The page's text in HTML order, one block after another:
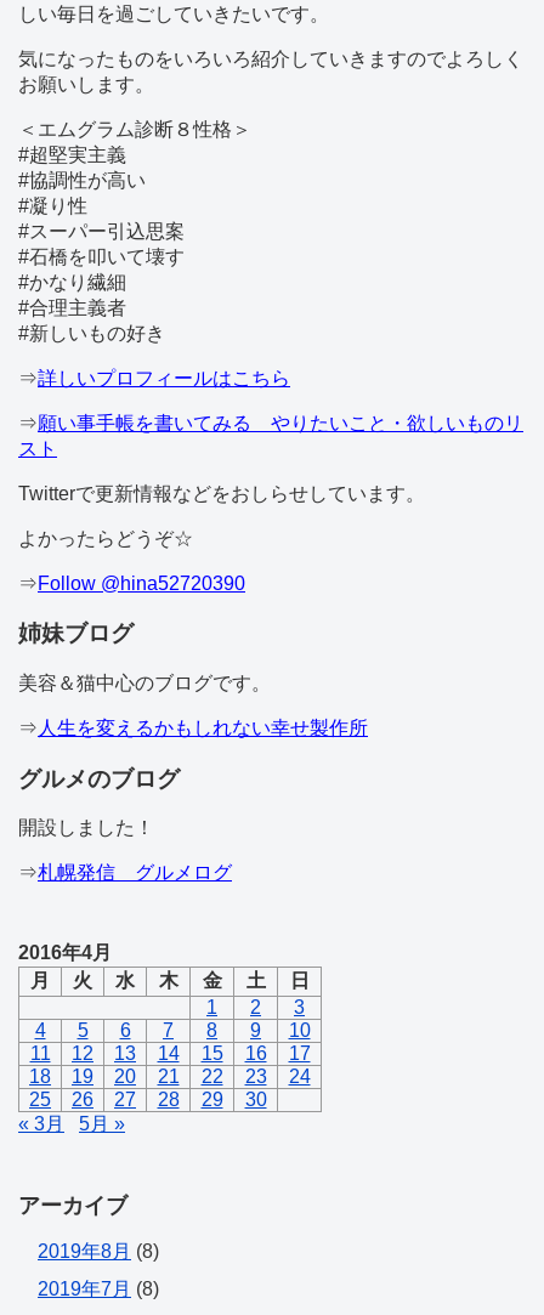
しい毎日を過ごしていきたいです。
気になったものをいろいろ紹介していきますのでよろしく
お願いします。
＜エムグラム診断８性格＞
#超堅実主義
#協調性が高い
#凝り性
#スーパー引込思案
#石橋を叩いて壊す
#かなり繊細
#合理主義者
#新しいもの好き
⇒詳しいプロフィールはこちら
⇒願い事手帳を書いてみる やりたいこと・欲しいものリ
スト
Twitterで更新情報などをおしらせしています。
よかったらどうぞ☆
⇒Follow @hina52720390
姉妹ブログ
美容＆猫中心のブログです。
⇒ 人生を変えるかもしれない幸せ製作所
グルメのブログ
開設しました！
⇒札幌発信 グルメログ
2016年4月
月
火 水 木 金 土
日
1
2
3
4
5 6 7 8 9
10
11
12 13 14 15 16
17
18
19 20 21 22 23
24
25
26 27 28 29
30
« 3月
5月 »
アーカイブ
2019年8月 (8)
2019年7月 (8)